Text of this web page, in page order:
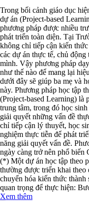
Trong bối cảnh giáo dục
dự án (Project-based
phương pháp được nhiều
phát triển toàn diện. Tại
không chỉ tiếp cận kiến
các dự án thực tế, chủ động
mình. Vậy phương pháp
như thế nào để mang lại
dưới đây sẽ giúp ba mẹ và
này. Phương pháp học tập
(Project-based Learning) là
trung tâm, trong đó học
giải quyết những vấn đề
chỉ tiếp cận lý thuyết, học
nghiệm thực tiễn để phát
năng giải quyết vấn đề.
ngày càng trở nên phổ biến
(*) Một dự án học tập theo
thường được triển khai
chuyển hóa kiến thức
quan trọng để thực hiện:
Xem thêm